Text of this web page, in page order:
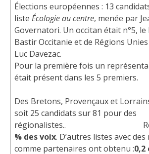
Élections européennes : 13
liste Écologie au centre, menée par
Governatori. Un occitan était n°5, le
Bastir Occitanie et de Régions Unies
Luc Davezac.
Pour la première fois un
était présent dans les 5 premiers.
Des Bretons, Provençaux et
soit 25 candidats sur 81 pour des
régionalistes..
% des voix. D’autres listes avec
comme partenaires ont obtenu :0,2